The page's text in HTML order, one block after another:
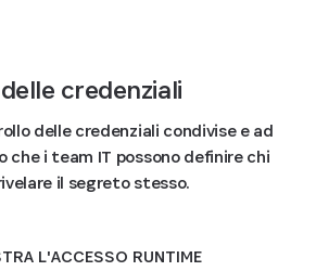
credenziali
delle credenziali condivise e ad
che i team IT possono definire chi
il segreto stesso.
L'ACCESSO RUNTIME